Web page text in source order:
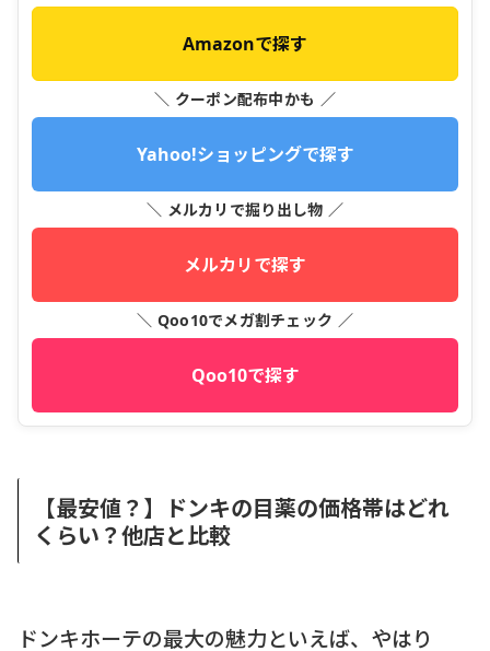
Amazonで探す
＼ クーポン配布中かも ／
Yahoo!ショッピングで探す
＼ メルカリで掘り出し物 ／
メルカリで探す
＼ Qoo10でメガ割チェック ／
Qoo10で探す
【最安値？】ドンキの目薬の価格帯はどれ
くらい？他店と比較
ドンキホーテの最大の魅力といえば、やはり